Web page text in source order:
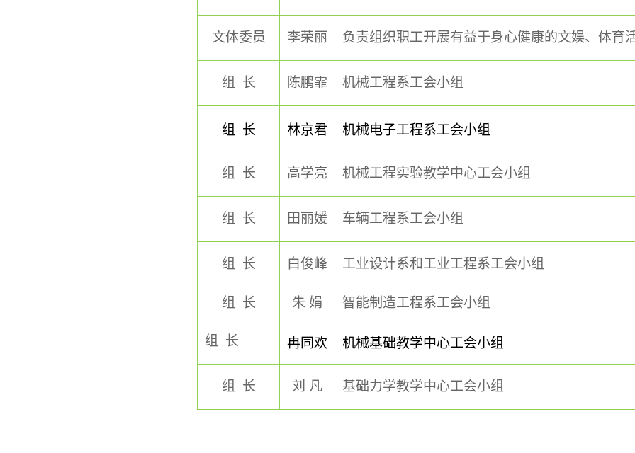
文体委员 李荣丽 负责组织职工开展有益于身心健康的文娱、体育
组 长 陈鹏霏 机械工程系工会小组
组 长 林京君 机械电子工程系工会小组
组 长 高学亮 机械工程实验教学中心工会小组
组 长 田丽媛 车辆工程系工会小组
组 长 白俊峰 工业设计系和工业工程系工会小组
组 长 朱 娟 智能制造工程系工会小组
组 长 冉同欢 机械基础教学中心工会小组
组 长 刘 凡 基础力学教学中心工会小组